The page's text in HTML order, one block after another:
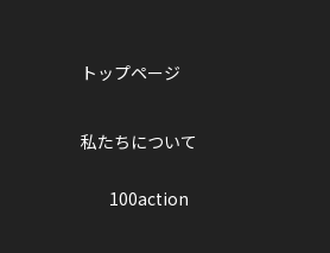
トップページ
私たちについて
100action